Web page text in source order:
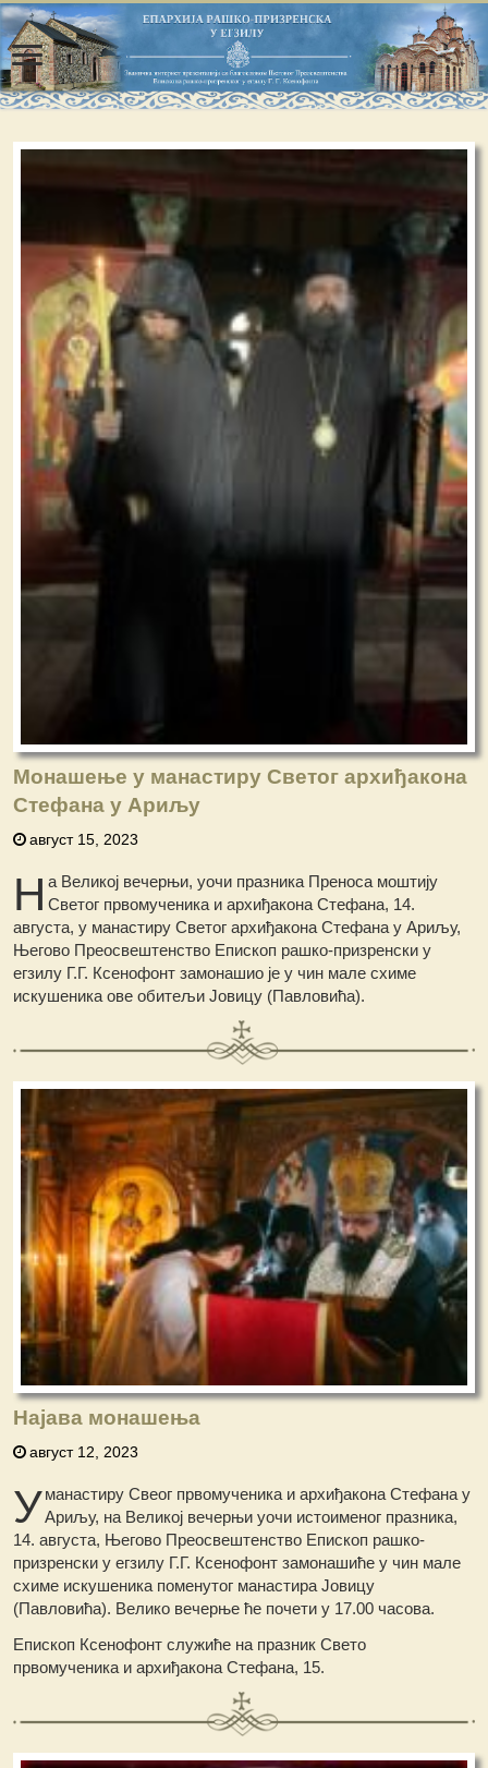
Монашење у манастиру Светог архиђакона
Стефана у Ариљу
август 15, 2023
Н а Великој вечерњи, уочи празника Преноса моштију
Светог првомученика и архиђакона Стефана, 14.
августа, у манастиру Светог архиђакона Стефана у Ариљу,
Његово Преосвештенство Епископ рашко-призренски у
егзилу Г.Г. Ксенофонт замонашио је у чин мале схиме
искушеника ове обитељи Јовицу (Павловића).
Најава монашења
август 12, 2023
Уманастиру Свеог првомученика и архиђакона Стефана у
Ариљу, на Великој вечерњи уочи истоименог празника,
14. августа, Његово Преосвештенство Епископ рашко-
призренски у егзилу Г.Г. Ксенофонт замонашиће у чин мале
схиме искушеника поменутог манастира Јовицу
(Павловића). Велико вечерње ће почети у 17.00 часова.
Епископ Ксенофонт служиће на празник Свето
првомученика и архиђакона Стефана, 15.